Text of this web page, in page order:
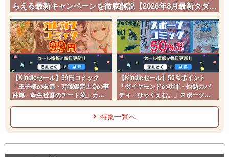
らえる最新キャンペーンを徹底解説【2026年8月最新タダポ
チ】
【Kindleセール】99円コミック
「王子様の友達・万能鑑定士Qの事
件簿・転生社畜のチート菜」カド
【Kindleセール】50％ポイント
「ダイヤモンドの功罪・灼熱カバ
ディ・ひゃくえむ。」スポーツコ
特集一覧へ